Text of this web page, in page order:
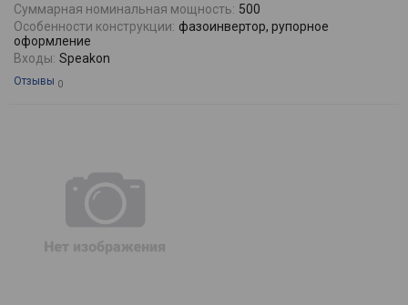
Суммарная номинальная мощность: 500
Особенности конструкции: фазоинвертор, рупорное
оформление
Входы: Speakon
Отзывы 0